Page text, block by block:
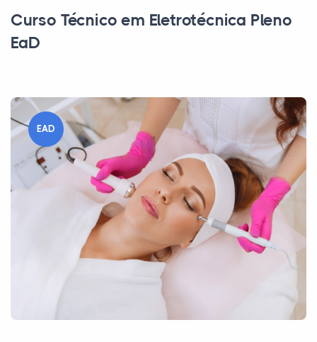
Curso Técnico em Eletrotécnica Pleno
EaD
EAD